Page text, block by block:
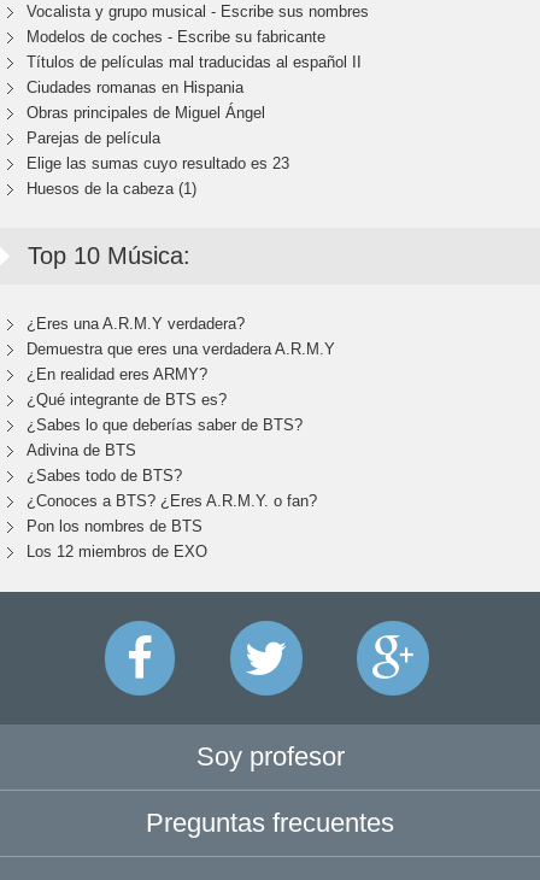
Vocalista y grupo musical - Escribe sus nombres
Modelos de coches - Escribe su fabricante
Títulos de películas mal traducidas al español II
Ciudades romanas en Hispania
Obras principales de Miguel Ángel
Parejas de película
Elige las sumas cuyo resultado es 23
Huesos de la cabeza (1)
Top 10 Música:
¿Eres una A.R.M.Y verdadera?
Demuestra que eres una verdadera A.R.M.Y
¿En realidad eres ARMY?
¿Qué integrante de BTS es?
¿Sabes lo que deberías saber de BTS?
Adivina de BTS
¿Sabes todo de BTS?
¿Conoces a BTS? ¿Eres A.R.M.Y. o fan?
Pon los nombres de BTS
Los 12 miembros de EXO
Soy profesor
Preguntas frecuentes